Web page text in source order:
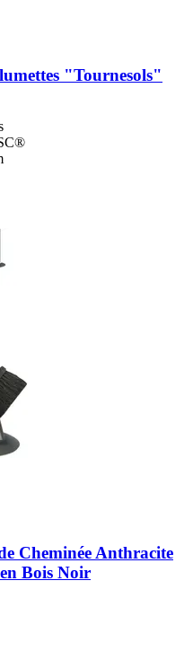
"Tournesols"
Cheminée Anthracite
en Bois Noir